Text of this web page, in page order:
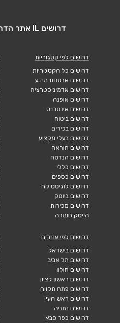
דרושים IL אתר הדרושים של ישראל
דרושים לפי קטגוריות
דרושים כל הקטגוריות
דרושים אבטחת מידע
דרושים אדמיניסטרציה
דרושים אופנה
דרושים אינטרנט
דרושים ביטוח
דרושים בכירים
דרושים בעלי מקצוע
דרושים הוראה
דרושים הנדסה
דרושים כללי
דרושים כספים
דרושים לוגיסטיקה
דרושים ביוטק
דרושים מכירות
הייטק חומרה
דרושים לפי אזורים
דרושים בישראל
דרושים תל אביב
דרושים חולון
דרושים ראשון לציון
דרושים פתח תקווה
דרושים ראש העין
דרושים נתניה
דרושים כפר סבא